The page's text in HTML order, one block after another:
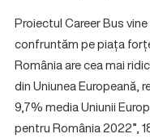
Proiectul Career Bus
confruntăm pe piața
România are cea mai
din Uniunea Europeană,
9,7% media Uniunii
pentru România 2022”,